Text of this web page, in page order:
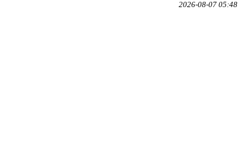
2026-08-07 05:48